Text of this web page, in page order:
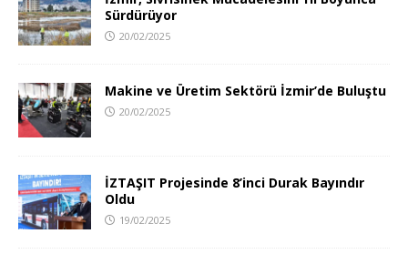
Sürdürüyor
20/02/2025
Makine ve Üretim Sektörü İzmir’de Buluştu
20/02/2025
İZTAŞIT Projesinde 8’inci Durak Bayındır
Oldu
19/02/2025